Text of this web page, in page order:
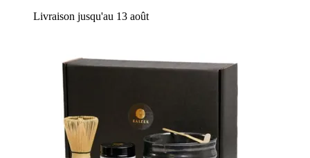
Livraison jusqu'au 13 août